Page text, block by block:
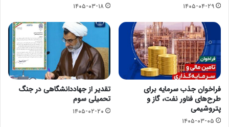
۱۴۰۵-۰۴-۲۹ ۱۴۰۵-۰۳-۱۸
فراخوان جذب سرمایه برای
طرح‌های فناور نفت، گاز و
پتروشیمی
۱۴۰۵-۰۳-۰۵
تقدیر از جهاددانشگاهی در جنگ
تحمیلی سوم
۱۴۰۵-۰۲-۲۰